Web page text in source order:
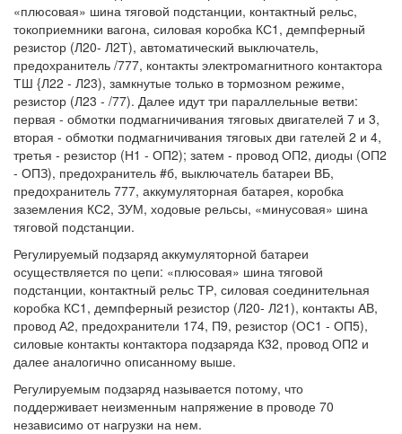
«плюсовая» шина тяговой подстанции, контактный рельс,
токоприемники вагона, силовая коробка КС1, демпферный
резистор (Л20- Л2Т), автоматический выключатель,
предохранитель /777, контакты электромагнитного контактора
ТШ {Л22 - Л23), замкнутые только в тормозном режиме,
резистор (Л23 - /77). Далее идут три параллельные ветви:
первая - обмотки подмагничивания тяговых двигателей 7 и 3,
вторая - обмотки подмагничивания тяговых дви гателей 2 и 4,
третья - резистор (Н1 - ОП2); затем - провод ОП2, диоды (ОП2
- ОПЗ), предохранитель #б, выключатель батареи ВБ,
предохранитель 777, аккумуляторная батарея, коробка
заземления КС2, ЗУМ, ходовые рельсы, «минусовая» шина
тяговой подстанции.
Регулируемый подзаряд аккумуляторной батареи
осуществляется по цепи: «плюсовая» шина тяговой
подстанции, контактный рельс ТР, силовая соединительная
коробка КС1, демпферный резистор (Л20- Л21), контакты АВ,
провод А2, предохранители 174, П9, резистор (ОС1 - ОП5),
силовые контакты контактора подзаряда К32, провод ОП2 и
далее аналогично описанному выше.
Регулируемым подзаряд называется потому, что
поддерживает неизменным напряжение в проводе 70
независимо от нагрузки на нем.